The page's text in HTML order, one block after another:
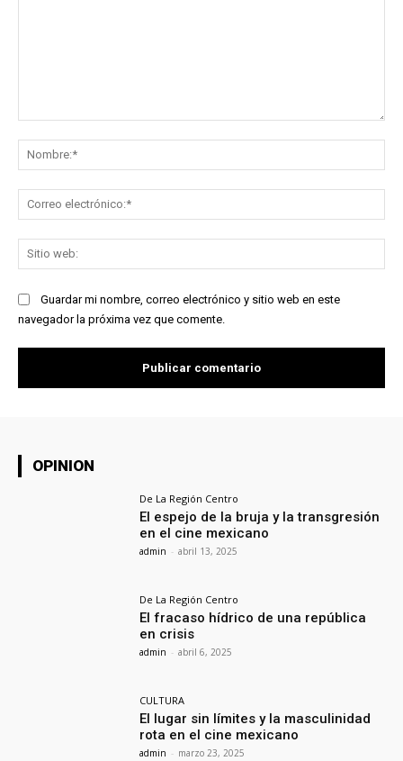
Guardar mi nombre, correo electrónico y sitio web en este
navegador la próxima vez que comente.
OPINION
De La Región Centro
El espejo de la bruja y la transgresión
en el cine mexicano
admin - abril 13, 2025
De La Región Centro
El fracaso hídrico de una república
en crisis
admin - abril 6, 2025
CULTURA
El lugar sin límites y la masculinidad
rota en el cine mexicano
admin - marzo 23, 2025